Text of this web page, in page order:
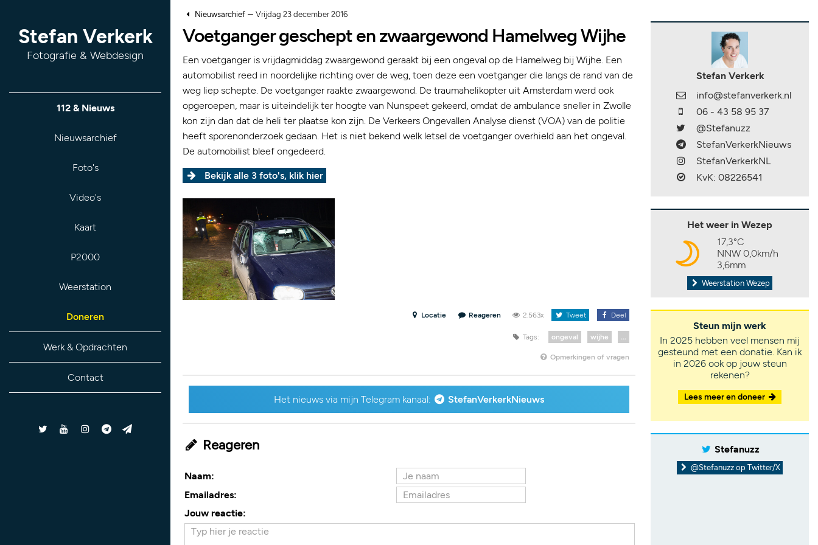
Stefan Verkerk
Fotografie & Webdesign
112 & Nieuws
Nieuwsarchief
Foto's
Video's
Kaart
P2000
Weerstation
Doneren
Werk & Opdrachten
Contact
Nieuwsarchief– Vrijdag 23 december 2016
Voetganger geschept en zwaargewond Hamelweg Wijhe
Een voetganger is vrijdagmiddag zwaargewond geraakt bij een ongeval op de Hamelweg bij Wijhe. Een
automobilist reed in noordelijke richting over de weg, toen deze een voetganger die langs de rand van de
weg liep schepte. De voetganger raakte zwaargewond. De traumahelikopter uit Amsterdam werd ook
opgeroepen, maar is uiteindelijk ter hoogte van Nunspeet gekeerd, omdat de ambulance sneller in Zwolle
kon zijn dan dat de heli ter plaatse kon zijn. De Verkeers Ongevallen Analyse dienst (VOA) van de politie
heeft sporenonderzoek gedaan. Het is niet bekend welk letsel de voetganger overhield aan het ongeval.
De automobilist bleef ongedeerd.
Bekijk alle 3 foto's, klik hier
Locatie Reageren 2.563x Tweet Deel
Tags: ongeval wijhe
Opmerkingen of vragen
Het nieuws via mijn Telegram kanaal: StefanVerkerkNieuws
Reageren
Naam:
Emailadres:
Jouw reactie:
Stefan Verkerk
info@stefanverkerk.nl
06 - 43 58 95 37
@Stefanuzz
StefanVerkerkNieuws
StefanVerkerkNL
KvK: 08226541
Het weer in Wezep
17,3°C
NNW 0,0km/h
3,6mm
Weerstation Wezep
Steun mijn werk
In 2025 hebben veel mensen mij
gesteund met een donatie. Kan ik
in 2026 ook op jouw steun
rekenen?
Lees meer en doneer
Stefanuzz
@Stefanuzz op Twitter/X